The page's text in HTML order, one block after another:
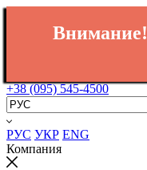
Внимание!
+38 (095) 545-4500
РУС УКР ENG
Компания